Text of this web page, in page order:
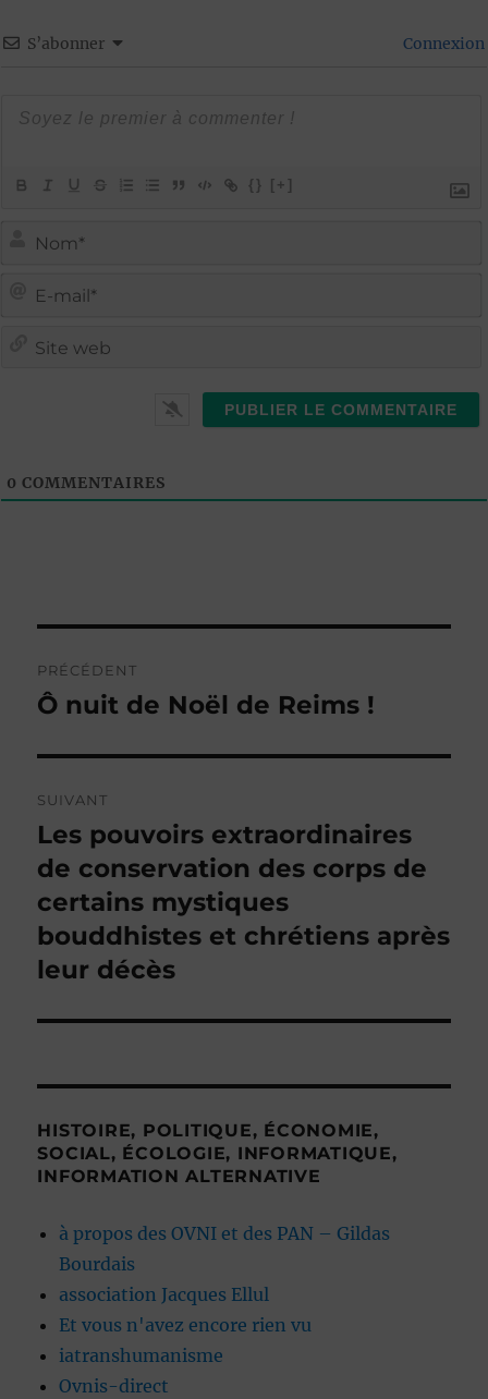
S’abonner Connexion
{} [+]
0 COMMENTAIRES
de
PRÉCÉDENT
Publication
Ô nuit de Noël de Reims !
SUIVANT
Publication
suivante :
Les pouvoirs extraordinaires
de conservation des corps de
certains mystiques
bouddhistes et chrétiens après
leur décès
HISTOIRE, POLITIQUE, ÉCONOMIE,
SOCIAL, ÉCOLOGIE, INFORMATIQUE,
INFORMATION ALTERNATIVE
à propos des OVNI et des PAN – Gildas
Bourdais
association Jacques Ellul
Et vous n'avez encore rien vu
iatranshumanisme
Ovnis-direct